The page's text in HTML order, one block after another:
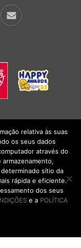
lCONDIÇÕES
os direitos reservados.
relativa às suas
os seus dados
através do
armazenamento,
sítio da
rápida e eficiente.
dos seus
e a POLÍTICA